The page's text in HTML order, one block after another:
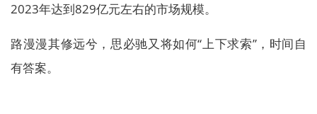
2023年达到829亿元左右的市场规模。
路漫漫其修远兮，思必驰又将如何“上下求索”，时间自
有答案。